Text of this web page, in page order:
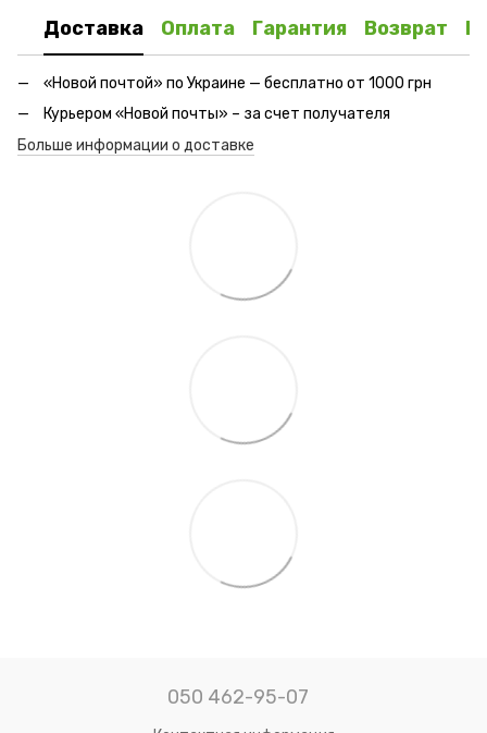
Доставка Оплата Гарантия Возврат
«Новой почтой» по Украине — бесплатно от 1000 грн
Курьером «Новой почты» – за счет получателя
Больше информации о доставке
050 462-95-07